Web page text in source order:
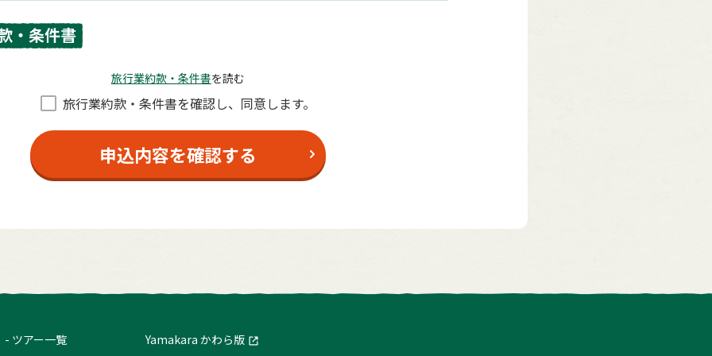
・条件書
旅⾏業約款・条件書を読む
旅⾏業約款・条件書を確認し、同意します。
申込内容を確認する
ツアー一覧 Yamakara かわら版